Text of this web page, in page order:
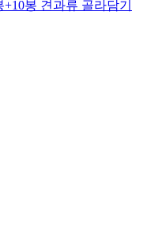
봉 견과류 골라담기